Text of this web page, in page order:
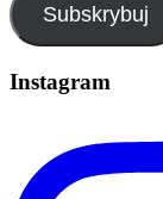
Subskrybuj
Instagram